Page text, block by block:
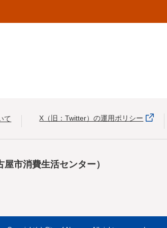
て X（旧：Twitter）の運用ポリシー
市消費生活センター）